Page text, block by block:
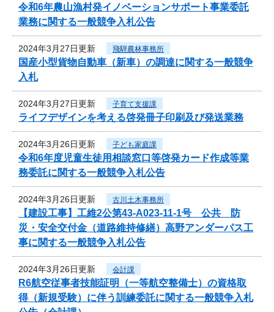
令和6年農山漁村発イノベーションサポート事業委託
業務に関する一般競争入札公告
2024年3月27日更新 飛騨農林事務所
国産小型貨物自動車（新車）の調達に関する一般競争
入札
2024年3月27日更新 子育て支援課
ライフデザインを考える啓発冊子印刷及び発送業務
2024年3月26日更新 子ども家庭課
令和6年度児童生徒用相談窓口等啓発カード作成等業
務委託に関する一般競争入札公告
2024年3月26日更新 古川土木事務所
【建設工事】工維2公第43-A023-11-1号 公共 防
災・安全交付金（道路維持修繕）高野アンダーパス工
事に関する一般競争入札公告
2024年3月26日更新 会計課
R6航空従事者技能証明（一等航空整備士）の資格取
得（新規受験）に伴う訓練委託に関する一般競争入札